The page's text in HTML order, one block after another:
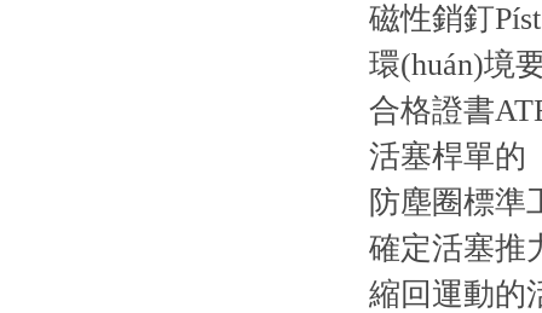
磁性銷釘
環(huán)境
合格證書
活塞桿單的
防塵圈標準
確定活塞推
縮回運動的